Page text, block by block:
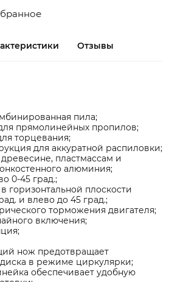
Отзывы
пила;
прямолинейных пропилов;
торцевания;
для аккуратной распиловки;
пластмассам и
алюминия;
0-45 град.;
горизонтальной плоскости
и влево до 45 град.;
торможения двигателя;
включения;
нож предотвращает
в режиме циркулярки;
обеспечивает удобную